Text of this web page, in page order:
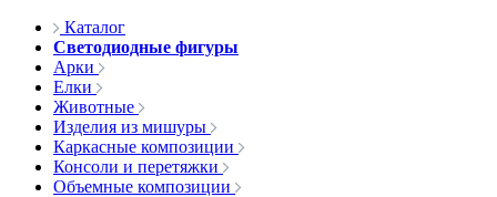
Каталог
Светодиодные фигуры
Арки
Елки
Животные
Изделия из мишуры
Каркасные композиции
Консоли и перетяжки
Объемные композиции